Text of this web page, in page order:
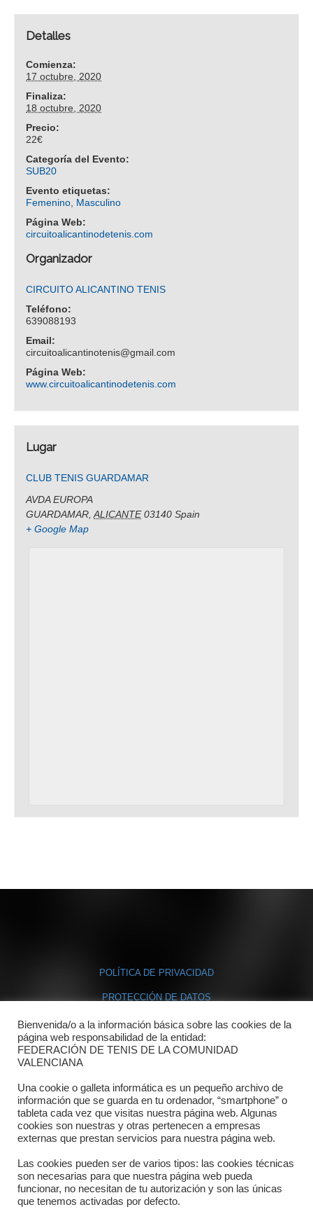
Detalles
Comienza:
17 octubre, 2020
Finaliza:
18 octubre, 2020
Precio:
22€
Categoría del Evento:
SUB20
Evento etiquetas:
Femenino, Masculino
Página Web:
circuitoalicantinodetenis.com
Organizador
CIRCUITO ALICANTINO TENIS
Teléfono:
639088193
Email:
circuitoalicantinotenis@gmail.com
Página Web:
www.circuitoalicantinodetenis.com
Lugar
CLUB TENIS GUARDAMAR
AVDA EUROPA
GUARDAMAR ALICANTE 03140 Spain
+ Google Map
POLÍTICA DE PRIVACIDAD
PROTECCIÓN DE DATOS
POLÍTICA DE COOKIES
Dónde estamos
Directorio departamentos
Horario
Formulario de contacto
Bienvenida/o a la información básica sobre las cookies de la
página web responsabilidad de la entidad:
FEDERACIÓN DE TENIS DE LA COMUNIDAD
VALENCIANA
Una cookie o galleta informática es un pequeño archivo de
información que se guarda en tu ordenador, “smartphone” o
tableta cada vez que visitas nuestra página web. Algunas
cookies son nuestras y otras pertenecen a empresas
externas que prestan servicios para nuestra página web.
Las cookies pueden ser de varios tipos: las cookies técnicas
son necesarias para que nuestra página web pueda
funcionar, no necesitan de tu autorización y son las únicas
que tenemos activadas por defecto.